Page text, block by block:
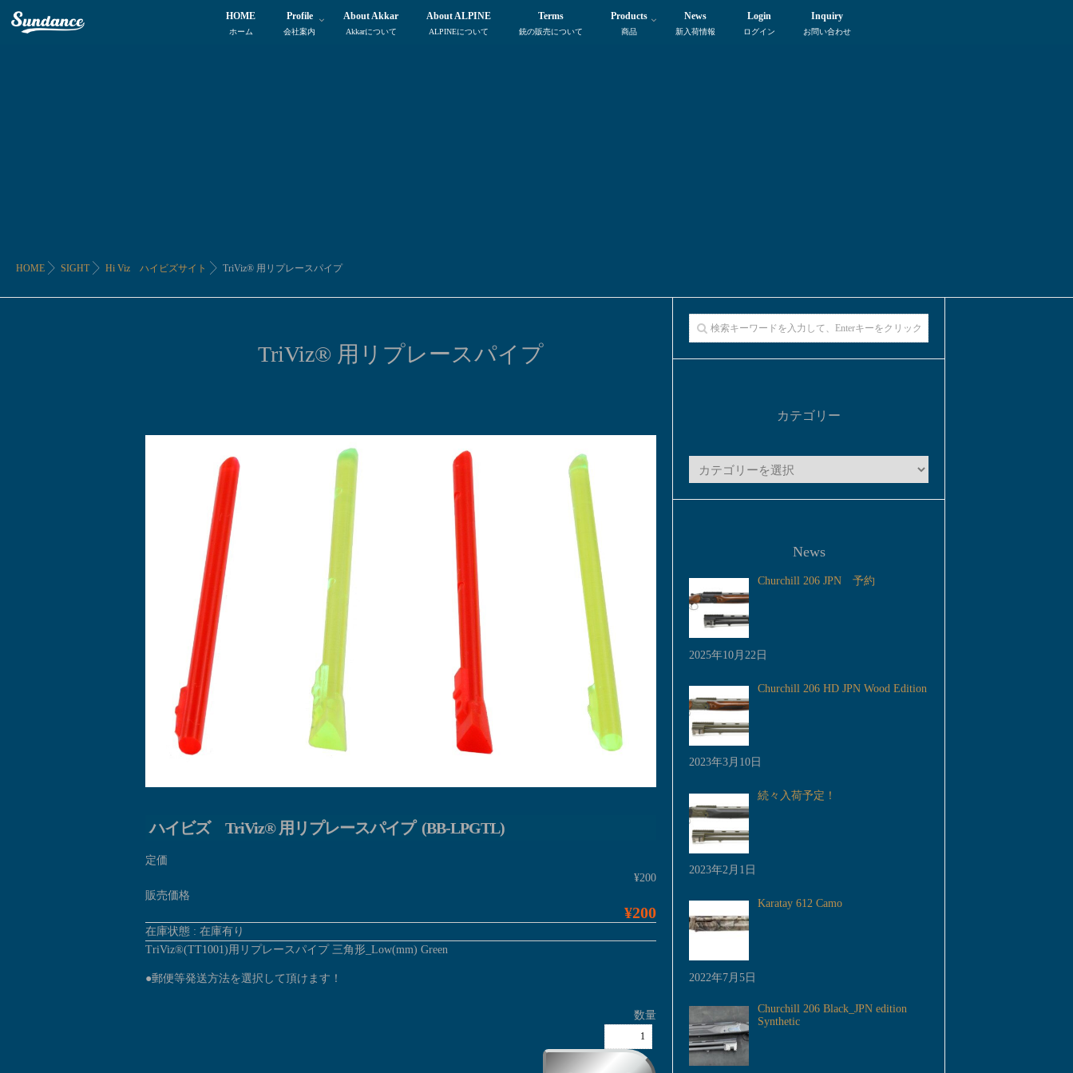
HOME
ホーム
Profile
会社案内
About Akkar
Akkarについて
About ALPINE
ALPINEについて
Terms
銃の販売について
Products
商品
News
新入荷情報
Login
ログイン
Inquiry
お問い合わせ
HOME SIGHT Hi Viz ハイビズサイト TriViz® 用リプレースパイプ
TriViz® 用リプレースパイプ
ハイビズ TriViz® 用リプレースパイプ (BB-LPGTL)
定価
¥200
販売価格
¥200
在庫状態 : 在庫有り
TriViz®(TT1001)用リプレースパイプ 三角形_Low(mm) Green
●郵便等発送方法を選択して頂けます！
数量
カテゴリー
ゴ
News
Churchill 206 JPN 予約
2025年10月22日
Churchill 206 HD JPN Wood Edition
2023年3月10日
続々入荷予定！
2023年2月1日
Karatay 612 Camo
2022年7月5日
Churchill 206 Black_JPN edition
Synthetic